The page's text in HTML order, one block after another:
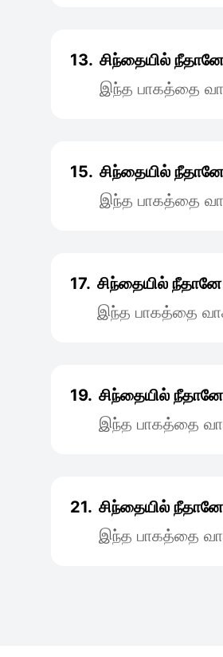
13. சிந்தையில்
இந்த பாகத்தை
15. சிந்தையில்
இந்த பாகத்தை
17. சிந்தையில்
இந்த பாகத்தை
19. சிந்தையில்
இந்த பாகத்தை
21. சிந்தையில்
இந்த பாகத்தை